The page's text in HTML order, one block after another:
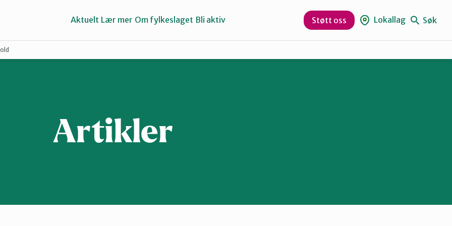
Groruddalen
Aktuelt Lær mer Om fylkeslaget Bli aktiv Støtt oss Lokallag Søk
Artikler